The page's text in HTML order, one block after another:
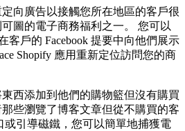
向廣告以接觸您所在地區的客戶很
圖的電子商務福利之一。 您可以
客戶的 Facebook 提要中向他們展示
Shopify 應用重新定位訪問您的商
西添加到他們的購物籃但沒有購買
些瀏覽了博客文章但從不購買的客
或引導磁鐵，您可以簡單地捕獲電